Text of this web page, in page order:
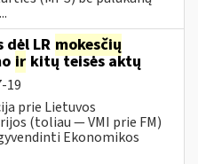
dėl LR mokesčių
ir kitų teisės aktų
19
prie Lietuvos
(toliau — VMI prie FM)
Ekonomikos